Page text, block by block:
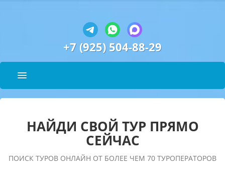
+7 (925) 504-88-29
НАЙДИ СВОЙ ТУР ПРЯМО
СЕЙЧАС
ПОИСК ТУРОВ ОНЛАЙН ОТ БОЛЕЕ ЧЕМ 70 ТУРОПЕРАТОРОВ